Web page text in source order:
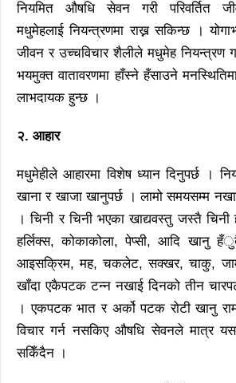
नियमित औषधि सेवन गरी परिवर्तित
मधुमेहलाई नियन्त्रणमा राख्न सकिन्छ ।
जीवन र उच्चविचार शैलीले मधुमेह नियन्त्रण
भयमुक्त वातावरणमा हाँस्ने हँसाउने
लाभदायक हुन्छ ।
२. आहार
मधुमेहीले आहारमा विशेष ध्यान दिनुपर्छ ।
खाना र खाजा खानुपर्छ । लामो समयसम्म
। चिनी र चिनी भएका खाद्यवस्तु जस्तै चिनी
हर्लिक्स, कोकाकोला, पेप्सी, आदि खानु
आइसक्रिम, मह, चकलेट, सक्खर, चाकु,
खाँदा एकैपटक टन्न नखाई दिनको तीन
। एकपटक भात र अर्को पटक रोटी खानु
विचार गर्न नसकिए औषधि सेवनले मात्र
सकिँदैन ।